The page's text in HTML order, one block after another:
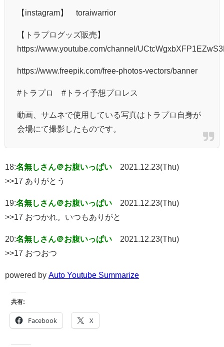
【instagram】 toraiwarrior
【トラプログッズ販売】
https://www.youtube.com/channel/
https://www.freepik.com/free-photos-vectors/banner
#トラプロ #トライ予想プロレス
動画、サムネで使用している写真はトラプロ自身が
会場にて撮影したものです。
18:名無しさん＠お腹いっぱい
2021.12.23(Thu)
>>17 ありがとう
19:名無しさん＠お腹いっぱい
2021.12.23(Thu)
>>17 おつかれ。いつもありがと
20:名無しさん＠お腹いっぱい
2021.12.23(Thu)
>>17 おつおつ
powered by Auto Youtube Summarize
共有:
Facebook X